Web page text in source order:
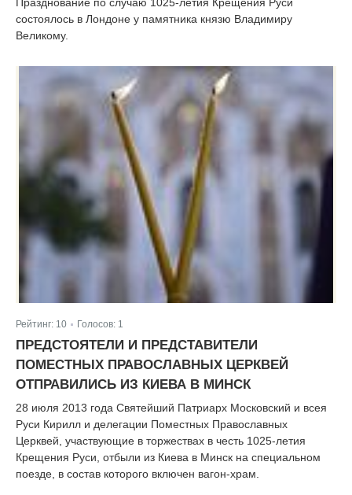
состоялось в Лондоне у памятника князю Владимиру
Великому.
Рейтинг: 10 Голосов: 1
ПРЕДСТОЯТЕЛИ И ПРЕДСТАВИТЕЛИ
ПОМЕСТНЫХ ПРАВОСЛАВНЫХ ЦЕРКВЕЙ
ОТПРАВИЛИСЬ ИЗ КИЕВА В МИНСК
28 июля 2013 года Святейший Патриарх Московский и всея
Руси Кирилл и делегации Поместных Православных
Церквей, участвующие в торжествах в честь 1025-летия
Крещения Руси, отбыли из Киева в Минск на специальном
поезде, в состав которого включен вагон-храм.